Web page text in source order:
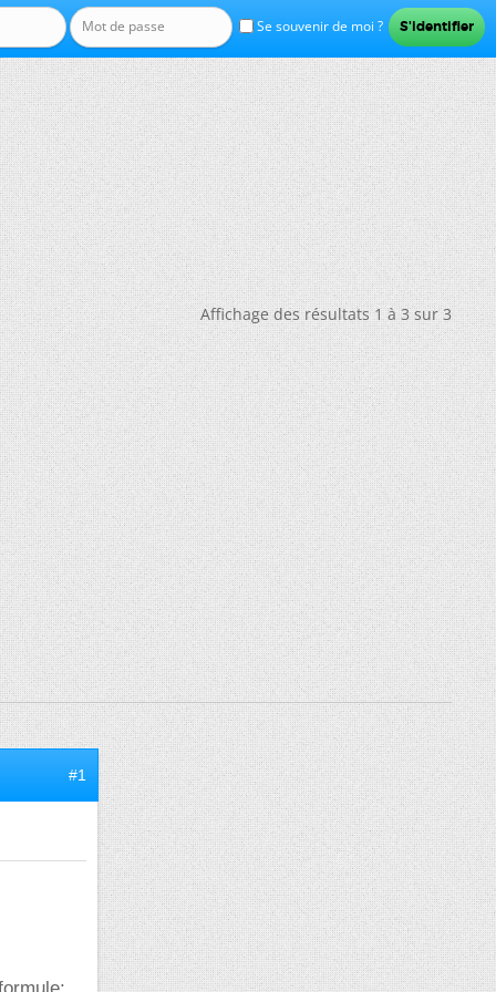
Se souvenir de moi ?
Affichage des résultats 1 à 3 sur 3
#1